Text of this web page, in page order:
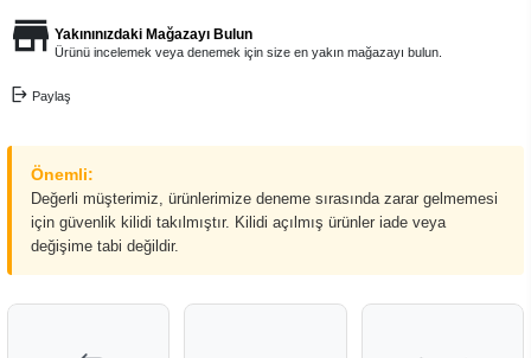
Yakınınızdaki Mağazayı Bulun
Ürünü incelemek veya denemek için size en yakın mağazayı bulun.
Paylaş
Önemli:
Değerli müşterimiz, ürünlerimize deneme sırasında zarar gelmemesi
için güvenlik kilidi takılmıştır. Kilidi açılmış ürünler iade veya
değişime tabi değildir.